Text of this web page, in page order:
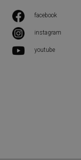
facebook
instagram
youtube